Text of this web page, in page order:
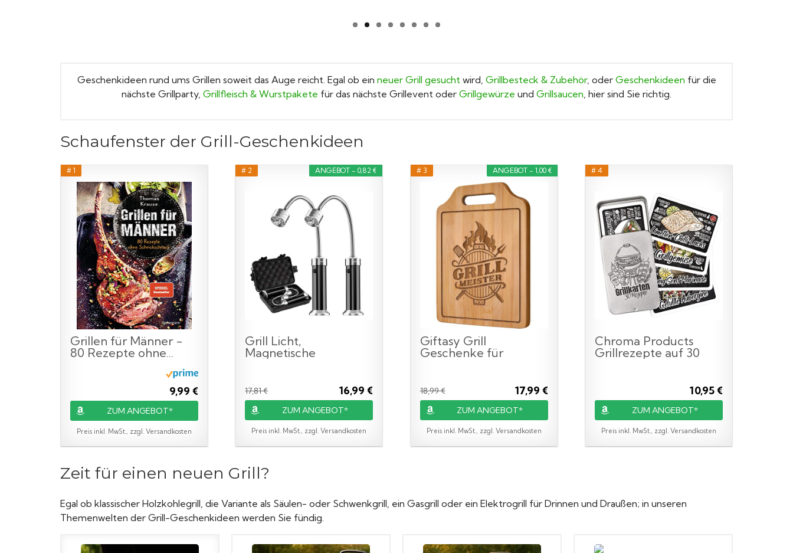
Geschenkideen rund ums Grillen soweit das Auge reicht. Egal ob ein neuer Grill gesuchtwird, Grillbesteck & Zubehör, oder Geschenkideen für die
nächste Grillparty, Grillfleisch & Wurstpakete für das nächste Grillevent oder Grillgewürze und Grillsaucen, hier sind Sie richtig.
Schaufenster der Grill-Geschenkideen
# 1
Grillen für Männer -
80 Rezepte ohne...
9,99 €
ZUM ANGEBOT*
Preis inkl. MwSt., zzgl. Versandkosten
ANGEBOT - 0,82 €
# 2
Grill Licht,
Magnetische
17,81 € 16,99 €
ZUM ANGEBOT*
Preis inkl. MwSt., zzgl. Versandkosten
ANGEBOT - 1,00 €
# 3
Giftasy Grill
Geschenke für
18,99 € 17,99 €
ZUM ANGEBOT*
Preis inkl. MwSt., zzgl. Versandkosten
# 4
Chroma Products
Grillrezepte auf 30
10,95 €
ZUM ANGEBOT*
Preis inkl. MwSt., zzgl. Versandkosten
Zeit für einen neuen Grill?
Egal ob klassischer Holzkohlegrill, die Variante als Säulen- oder Schwenkgrill, ein Gasgrill oder ein Elektrogrill für Drinnen und Draußen; in unseren
Themenwelten der Grill-Geschenkideen werden Sie fündig.